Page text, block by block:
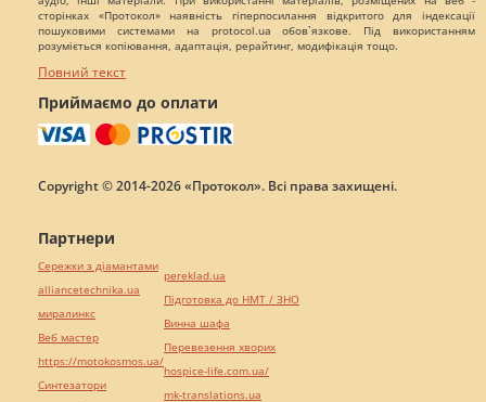
сторінках «Протокол» наявність гіперпосилання відкритого для індексації
пошуковими системами на protocol.ua обов`язкове. Під використанням
розуміється копіювання, адаптація, рерайтинг, модифікація тощо.
Повний текст
Приймаємо до оплати
Copyright © 2014-2026 «Протокол». Всі права захищені.
Партнери
Сережки з діамантами
alliancetechnika.ua
миралинкс
Веб мастер
https://motokosmos.ua/
Синтезатори
pereklad.ua
Підготовка до НМТ / ЗНО
Винна шафа
Перевезення хворих
hospice-life.com.ua/
mk-translations.ua